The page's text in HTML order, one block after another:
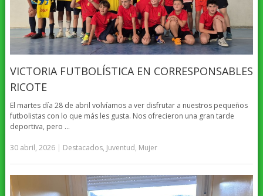
VICTORIA FUTBOLÍSTICA EN CORRESPONSABLES
RICOTE
El martes día 28 de abril volvíamos a ver disfrutar a nuestros pequeños
futbolistas con lo que más les gusta. Nos ofrecieron una gran tarde
deportiva, pero …
30 abril, 2026| Destacados, Juventud, Mujer